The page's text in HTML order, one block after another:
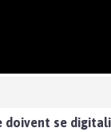
doivent se